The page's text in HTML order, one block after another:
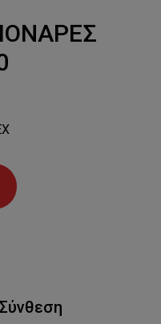
Σύνθεση